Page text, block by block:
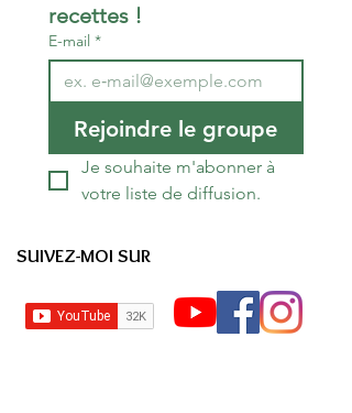
recettes !
E-mail *
Rejoindre le groupe
Je souhaite m'abonner à
votre liste de diffusion.
SUIVEZ-MOI SUR